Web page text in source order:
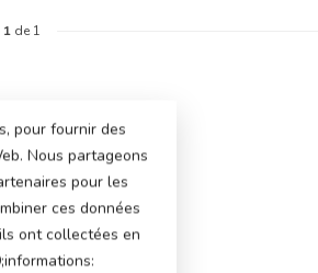
1 de 1
pour fournir des
Nous partageons
pour les
ces données
ont collectées en